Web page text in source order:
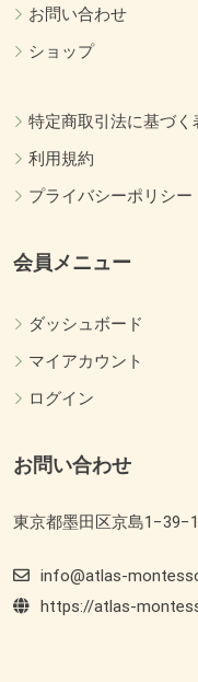
お問い合わせ
ショップ
特定商取引法に基づく
利用規約
プライバシーポリシー
会員メニュー
ダッシュボード
マイアカウント
ログイン
お問い合わせ
東京都墨田区京島
info@atlas-
https://atlas-